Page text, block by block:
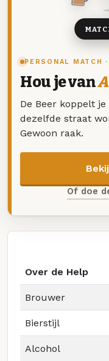
PERSONAL MATCH
Hou je van
De Beer koppelt
dezelfde straat
Gewoon raak.
Of doe
Over de Help
Brouwer
Bierstijl
Alcohol